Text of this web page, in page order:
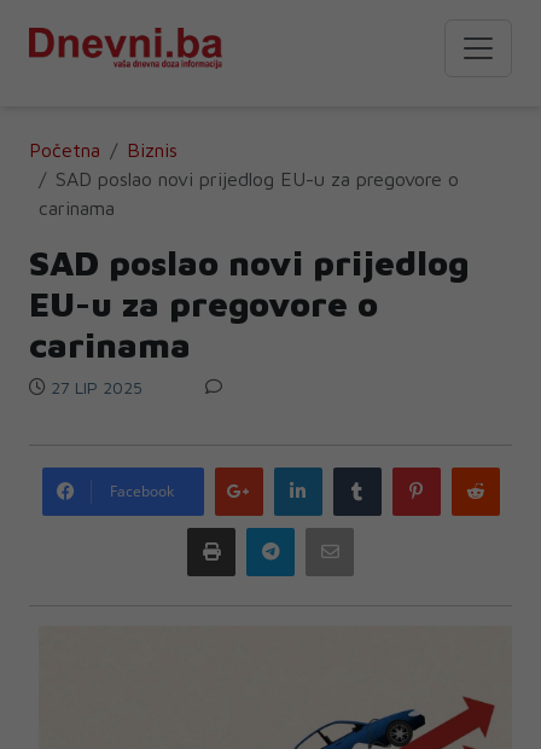
Početna
Biznis
SAD poslao novi prijedlog EU-u za pregovore o
carinama
SAD poslao novi prijedlog
EU-u za pregovore o
carinama
27 LIP 2025
Facebook
Google
plus
LinkedIn Tumblr Pinterest
Print Telegram